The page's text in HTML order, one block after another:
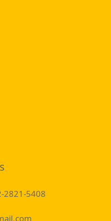
2821-5408